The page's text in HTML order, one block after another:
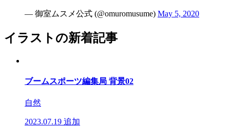
— 御室ムスメ公式 (@omuromusume) May 5, 2020
イラストの新着記事
ブームスポーツ編集局 背景02
自然
2023.07.19 追加